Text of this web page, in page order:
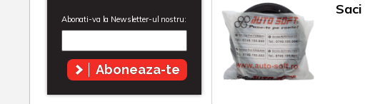
Abonati-va la Newsletter-ul nostru:
Aboneaza-te